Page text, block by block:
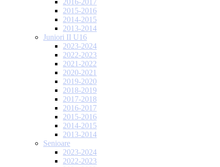
2016-2017
2015-2016
2014-2015
2013-2014
Juniori II U16
2023-2024
2022-2023
2021-2022
2020-2021
2019-2020
2018-2019
2017-2018
2016-2017
2015-2016
2014-2015
2013-2014
Senioare
2023-2024
2022-2023